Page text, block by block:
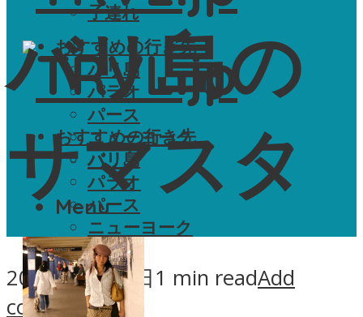
おすすめの行き先
バリ島
パラオ
パース
ニューヨーク
パリ
Menu
子連れ
おすすめの行き先
バリ島
パラオ
パース
ニューヨーク
パリ
Menu
バリ島の
サマスタ
2020年3月10日1 min readAdd
comment